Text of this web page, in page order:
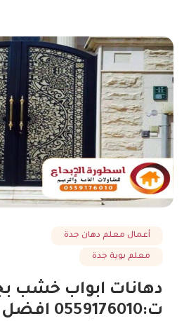
أعمال معلم دهان جدة
معلم بوية جدة
دهانات ابواب خشب